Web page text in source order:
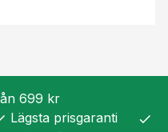
699 kr
Lägsta prisgaranti check